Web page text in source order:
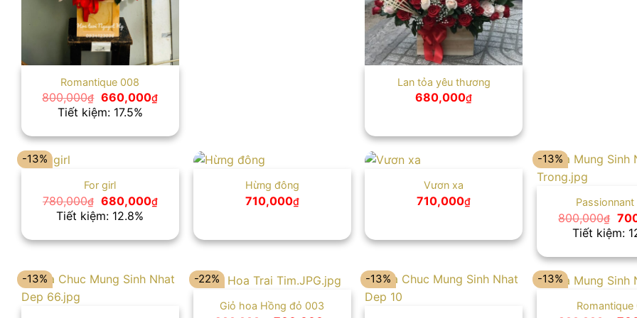
Romantique 008
800,000₫ Giá
gốc
là:
660,000₫Giá
660,000₫.
Tiết kiệm: 17.5%
Lan tỏa yêu thương
680,000₫
-13%
For girl
780,000₫ Giá
gốc
là:
680,000₫Giá
hiện
680,000₫.
Tiết kiệm: 12.8%
Hừng đông
710,000₫
Vươn xa
710,000₫
-13%
800,000₫ Giá
gốc
là:
Tiết kiệm:
-13% -22%
Giỏ hoa Hồng đỏ 003
-13% -13%
Romantique